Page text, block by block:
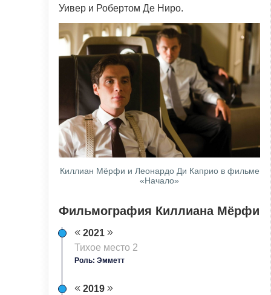
Уивер и Робертом Де Ниро.
Киллиан Мёрфи и Леонардо Ди Каприо в фильме
«Начало»
Фильмография Киллиана Мёрфи
2021
Тихое место 2
Роль: Эмметт
2019